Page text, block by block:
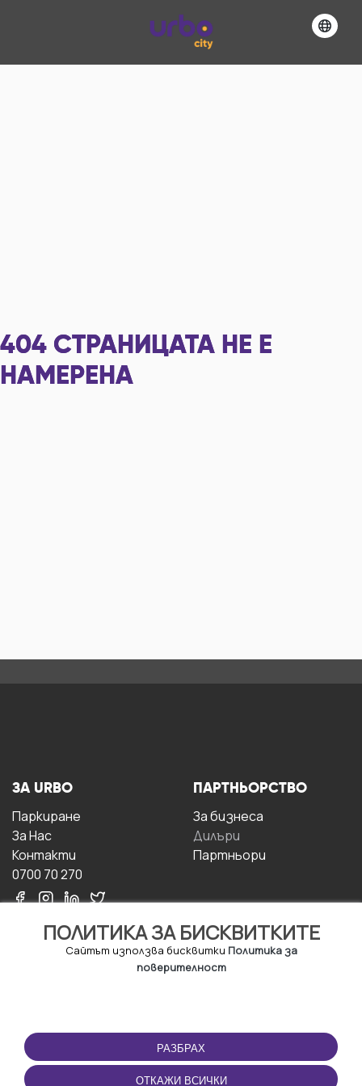
404 СТРАНИЦАТА НЕ Е
НАМЕРЕНА
ПОЛИТИКА ЗА БИСКВИТКИТЕ
Сайтът използва бисквитки Политика за
поверителност
РАЗБРАХ
ОТКАЖИ ВСИЧКИ
ЗА URBO
Паркиране
За Hас
Контакти
0700 70 270
ПАРТНЬОРСТВО
За бизнесa
Дилъри
Партньори
ПОЛЗВАНЕ
Правила и условия за
ползване
ПРИЛОЖЕНИЕТО